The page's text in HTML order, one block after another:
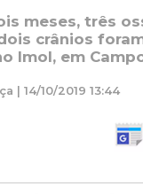
meses, três
crânios
Imol, em
| 14/10/2019 13:44